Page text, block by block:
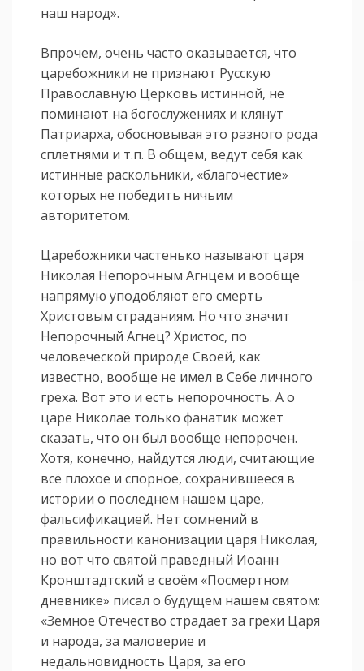
наш народ».
Впрочем, очень часто оказывается, что
царебожники не признают Русскую
Православную Церковь истинной, не
поминают на богослужениях и клянут
Патриарха, обосновывая это разного рода
сплетнями и т.п. В общем, ведут себя как
истинные раскольники, «благочестие»
которых не победить ничьим
авторитетом.
Царебожники частенько называют царя
Николая Непорочным Агнцем и вообще
напрямую уподобляют его смерть
Христовым страданиям. Но что значит
Непорочный Агнец? Христос, по
человеческой природе Своей, как
известно, вообще не имел в Себе личного
греха. Вот это и есть непорочность. А о
царе Николае только фанатик может
сказать, что он был вообще непорочен.
Хотя, конечно, найдутся люди, считающие
всё плохое и спорное, сохранившееся в
истории о последнем нашем царе,
фальсификацией. Нет сомнений в
правильности канонизации царя Николая,
но вот что святой праведный Иоанн
Кронштадтский в своём «Посмертном
дневнике» писал о будущем нашем святом:
«Земное Отечество страдает за грехи Царя
и народа, за маловерие и
недальновидность Царя, за его